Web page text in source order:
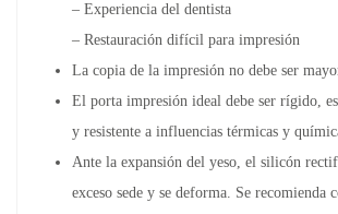
– Experiencia del dentista
– Restauración difícil para impresión
La copia de la impresión no debe ser
El porta impresión ideal debe ser rígido,
y resistente a influencias térmicas y
Ante la expansión del yeso, el silicón
exceso sede y se deforma. Se recomienda